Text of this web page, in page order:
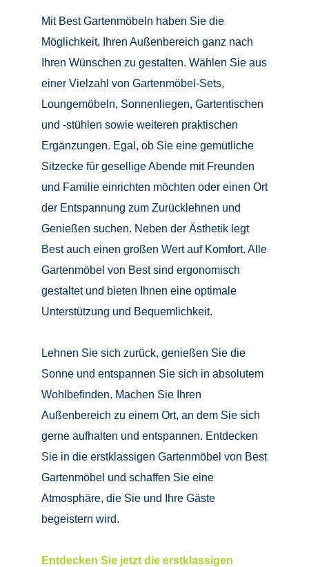
Mit Best Gartenmöbeln haben Sie die
Möglichkeit, Ihren Außenbereich ganz nach
Ihren Wünschen zu gestalten. Wählen Sie aus
einer Vielzahl von Gartenmöbel-Sets,
Loungemöbeln, Sonnenliegen, Gartentischen
und -stühlen sowie weiteren praktischen
Ergänzungen. Egal, ob Sie eine gemütliche
Sitzecke für gesellige Abende mit Freunden
und Familie einrichten möchten oder einen Ort
der Entspannung zum Zurücklehnen und
Genießen suchen. Neben der Ästhetik legt
Best auch einen großen Wert auf Komfort. Alle
Gartenmöbel von Best sind ergonomisch
gestaltet und bieten Ihnen eine optimale
Unterstützung und Bequemlichkeit.
Lehnen Sie sich zurück, genießen Sie die
Sonne und entspannen Sie sich in absolutem
Wohlbefinden. Machen Sie Ihren
Außenbereich zu einem Ort, an dem Sie sich
gerne aufhalten und entspannen. Entdecken
Sie in die erstklassigen Gartenmöbel von Best
Gartenmöbel und schaffen Sie eine
Atmosphäre, die Sie und Ihre Gäste
begeistern wird.
Entdecken Sie jetzt die erstklassigen